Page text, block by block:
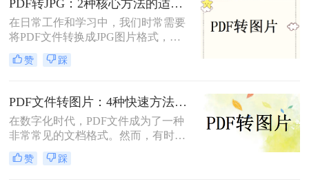
独特的优缺点和适用场景，用户可以
根据自己的需求选择最合适的方法。
PDF转JPG：2种核心方法的适用场景和操作差异！
在日常工作和学习中，我们时常需要
将PDF文件转换成JPG图片格式，以
便于在多种设备和平台上进行浏览、
编辑和分享。那么怎么把pdf转换成
JPG的方法。
赞 踩
PDF文件转图片：4种快速方法的速度排名和操作步骤！
在数字化时代，PDF文件成为了一种
非常常见的文档格式。然而，有时候
我们需要将PDF文件转换为图片格
式，以便于在网页或者其他媒体上使
赞 踩